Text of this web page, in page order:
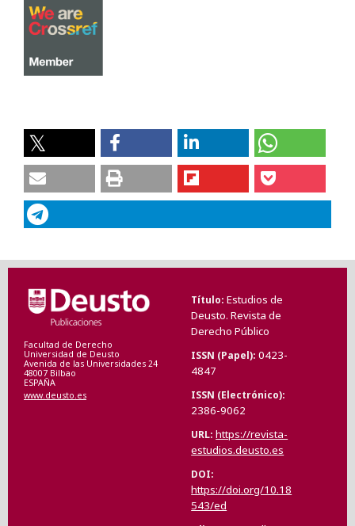
Facultad de Derecho
Universidad de Deusto
Avenida de las Universidades 24
48007 Bilbao
ESPAÑA
www.deusto.es
Título Estudios de
Deusto. Revista de
Derecho Público
ISSN (Papel) 0423-
4847
ISSN (Electrónico)
2386-9062
URL https://revista-
estudios.deusto.es
DOI
https://doi.org/10.18
543/ed